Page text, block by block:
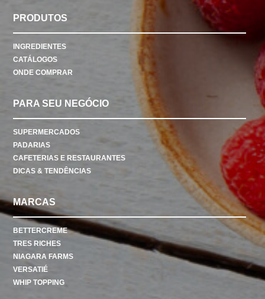
PRODUTOS
INGREDIENTES
CATÁLOGOS
ONDE COMPRAR
PARA SEU NEGÓCIO
SUPERMERCADOS
PADARIAS
CAFETERIAS E RESTAURANTES
DICAS & TENDÊNCIAS
MARCAS
BETTERCREME
TRES RICHES
NIAGARA FARMS
VERSATIÉ
WHIP TOPPING